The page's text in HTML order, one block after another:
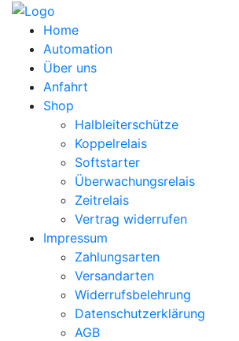
Home
Automation
Über uns
Anfahrt
Shop
Halbleiterschütze
Koppelrelais
Softstarter
Überwachungsrelais
Zeitrelais
Vertrag widerrufen
Impressum
Zahlungsarten
Versandarten
Widerrufsbelehrung
Datenschutzerklärung
AGB